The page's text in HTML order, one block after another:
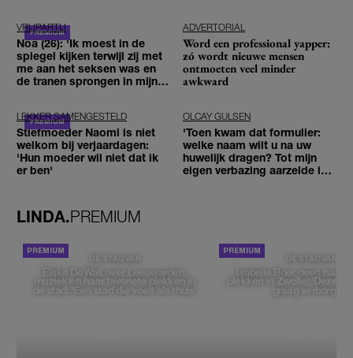
VRIJPARTIJ
Noa (26): 'Ik moest in de
spiegel kijken terwijl zij met
me aan het seksen was en
de tranen sprongen in mijn
ADVERTORIAL
Word een professional yapper:
zó wordt nieuwe mensen
ontmoeten veel minder
awkward
LEKKER SAMENGESTELD
Stiefmoeder Naomi is niet
welkom bij verjaardagen:
'Hun moeder wil niet dat ik
er ben'
OLCAY GULSEN
'Toen kwam dat formulier:
welke naam wilt u na uw
huwelijk dragen? Tot mijn
eigen verbazing aarzelde ik
LINDA.PREMIUM
DE STAD VAN
Elske DeWall over Leeuwarden,
muziek en haar favoriete plekken in
de stad: 'Een stad die voelt als thuis'
DE STAD VAN
Isabelle Boer deelt haar
plekken in Zwolle: 'Deze
graag verborgen'